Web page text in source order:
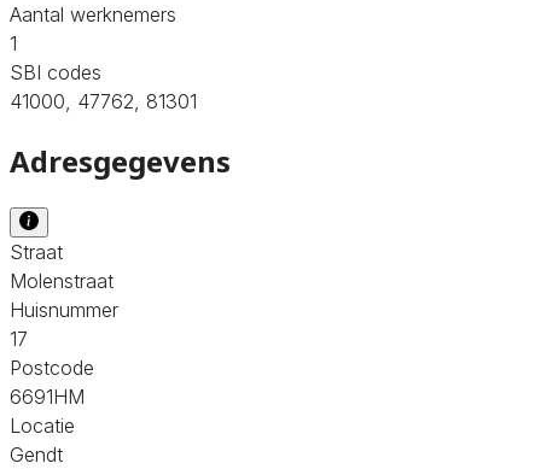
Aantal werknemers
1
SBI codes
41000, 47762, 81301
Adresgegevens
Straat
Molenstraat
Huisnummer
17
Postcode
6691HM
Locatie
Gendt